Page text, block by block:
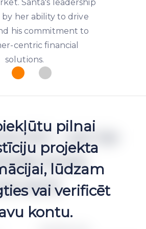
Santa's leadership
by her ability to drive
his commitment to
centric financial
solutions.
(h2 - can be
times
text)
pilnai
projekta
lūdzam
vai verificēt
kontu.